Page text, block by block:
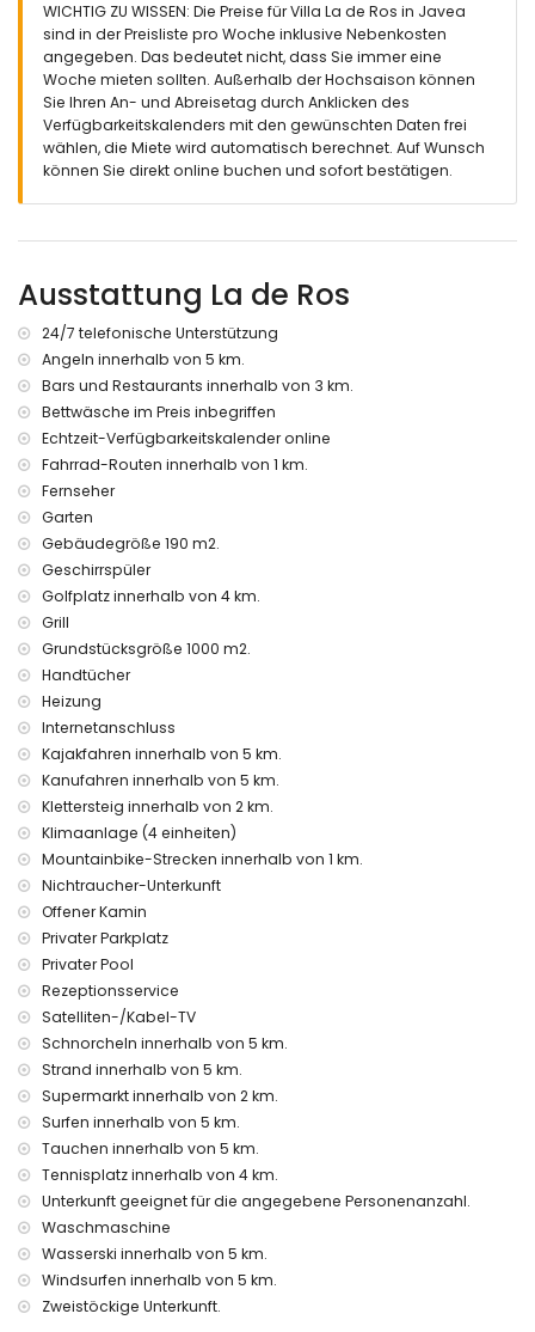
Toilette
Badezimmer mit Einzelwaschbecken, Dusche und Toilette
Außenbereich der Villa
Eingezäuntes Grundstück
Privater Pool mit den Maßen 12m x 3m und einer Tiefe von
1,4m
Rasen-Garten mit Kies, Bäumen und Gartenmöbeln mit
Sonnenliegen
Grill
Sitzbereich im Freien und Essbereich im Freien
2 private Parkplätze
Weitere Informationen
Nächster Ort: Xàbia (innerhalb von 5 Kilometern von der
Villa)
Nächstes Ufer oder Flussufer: Mittelmeer, Xàbia (innerhalb
von 5 Kilometern von der Villa)
Kilometern von der Villa)
Nächster Hafen: Aduanas del Mar (innerhalb von 5
Kilometern von der Villa)
Nächster Park: Montgó, Xàbia (innerhalb von 2 Kilometern
von der Villa)
Nächster Flughafen: Alicante (innerhalb von 100 Kilometern
Zweitnächster Flughafen: Valencia (> 100 Kilometer)
Rauchen ist nicht erlaubt
Haustiere sind nicht erlaubt
Villa enthalten sind
Internet (WiFi)
Bügeleisen und Bügelbrett
Bettwäsche und Handtücher
Empfangsservice und 24-Stunden-Notdienst
Luftheizung und Klimaanlage
Einrichtungen und Dienstleistungen gegen Aufpreis
Zustellbett und Kinderbett/Babybett (auf Anfrage)
Unterhaltung und Freizeitaktivitäten für Ihren Urlaub in
Xàbia, Costa Blanca
Sehenswürdigkeiten und Kultur in Xàbia, Costa Blanca
Museum (Histórico de Xàbia, Xàbia), Kirche (San Bartolomé,
Pueblo, Xàbia), Denkmal (Pueblo de Xàbia, Xàbia),
architektonisches Gebäude (Pueblo de Xàbia, Xàbia),
historischer Ort (Pueblo de Xàbia und Xàbia) (innerhalb von
5 Kilometern von der Unterkunft)
Ruine (Molinos de Viento und Xàbia) (innerhalb von 10
Burg (Portal de la Vila und Dénia) (innerhalb von 25
Kilometern von der Unterkunft)
WICHTIG ZU WISSEN: Die Preise für Villa La de Ros in Javea
sind in der Preisliste pro Woche inklusive Nebenkosten
angegeben. Das bedeutet nicht, dass Sie immer eine
Woche mieten sollten. Außerhalb der Hochsaison können
Sie Ihren An- und Abreisetag durch Anklicken des
Verfügbarkeitskalenders mit den gewünschten Daten frei
wählen, die Miete wird automatisch berechnet. Auf Wunsch
können Sie direkt online buchen und sofort bestätigen.
Ausstattung La de Ros
24/7 telefonische Unterstützung
Angeln innerhalb von 5 km.
Bars und Restaurants innerhalb von 3 km.
Bettwäsche im Preis inbegriffen
Echtzeit-Verfügbarkeitskalender online
Fahrrad-Routen innerhalb von 1 km.
Fernseher
Garten
Gebäudegröße 190 m2.
Geschirrspüler
Golfplatz innerhalb von 4 km.
Grill
Grundstücksgröße 1000 m2.
Handtücher
Heizung
Internetanschluss
Kajakfahren innerhalb von 5 km.
Kanufahren innerhalb von 5 km.
Klettersteig innerhalb von 2 km.
Klimaanlage (4 einheiten)
Mountainbike-Strecken innerhalb von 1 km.
Nichtraucher-Unterkunft
Offener Kamin
Privater Parkplatz
Privater Pool
Rezeptionsservice
Satelliten-/Kabel-TV
Schnorcheln innerhalb von 5 km.
Strand innerhalb von 5 km.
Supermarkt innerhalb von 2 km.
Surfen innerhalb von 5 km.
Tauchen innerhalb von 5 km.
Tennisplatz innerhalb von 4 km.
Unterkunft geeignet für die angegebene Personenanzahl.
Waschmaschine
Wasserski innerhalb von 5 km.
Windsurfen innerhalb von 5 km.
Zweistöckige Unterkunft.